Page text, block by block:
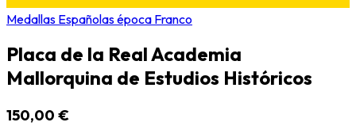
Medallas Españolas época Franco
Placa de la Real Academia
Mallorquina de Estudios Históricos
150,00 €